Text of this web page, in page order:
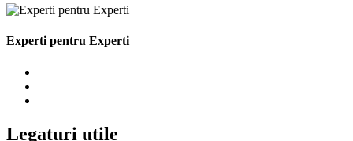
Experti pentru Experti
Legaturi utile